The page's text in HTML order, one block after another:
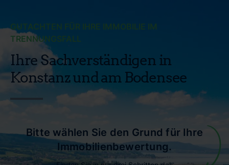
GUTACHTEN FÜR IHRE IMMOBILIE IM
TRENNUNGSFALL
Ihre Sachverständigen in
Konstanz und am Bodensee
Bitte wählen Sie den Grund für Ihre
Immobilienbewertung.